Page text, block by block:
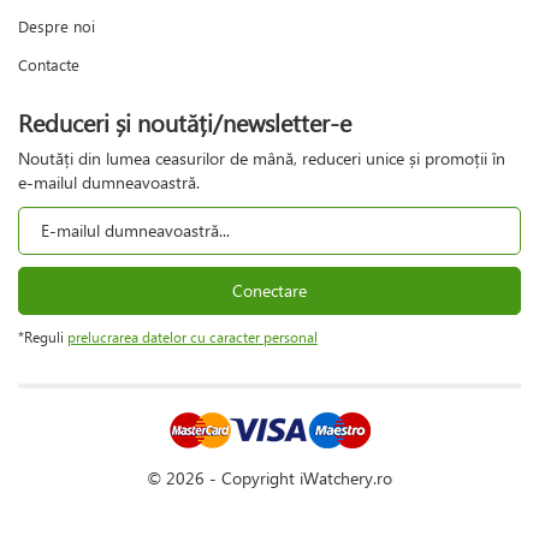
Despre noi
Contacte
Reduceri și noutăți/newsletter-e
Noutăți din lumea ceasurilor de mână, reduceri unice și promoții în
e-mailul dumneavoastră.
Conectare
*Reguli prelucrarea datelor cu caracter personal
© 2026 - Copyright iWatchery.ro